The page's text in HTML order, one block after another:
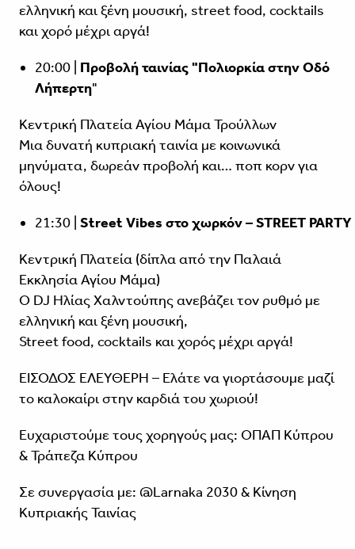
ελληνική και ξένη μουσική, street food, cocktails
και χορό μέχρι αργά!
20:00 | Προβολή ταινίας "Πολιορκία στην Οδό
Λήπερτη"
Κεντρική Πλατεία Αγίου Μάμα Τρούλλων
Μια δυνατή κυπριακή ταινία με κοινωνικά
μηνύματα, δωρεάν προβολή και… ποπ κορν για
όλους!
21:30 | Street Vibes στο χωρκόν – STREET PARTY
Κεντρική Πλατεία (δίπλα από την Παλαιά
Εκκλησία Αγίου Μάμα)
Ο DJ Ηλίας Χαλντούπης ανεβάζει τον ρυθμό με
ελληνική και ξένη μουσική,
Street food, cocktails και χορός μέχρι αργά!
ΕΙΣΟΔΟΣ ΕΛΕΥΘΕΡΗ – Ελάτε να γιορτάσουμε μαζί
το καλοκαίρι στην καρδιά του χωριού!
Ευχαριστούμε τους χορηγούς μας: ΟΠΑΠ Κύπρου
& Τράπεζα Κύπρου
Σε συνεργασία με: @Larnaka 2030 & Κίνηση
Κυπριακής Ταινίας